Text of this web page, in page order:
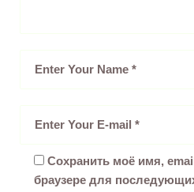
Сохранить моё имя,
браузере для